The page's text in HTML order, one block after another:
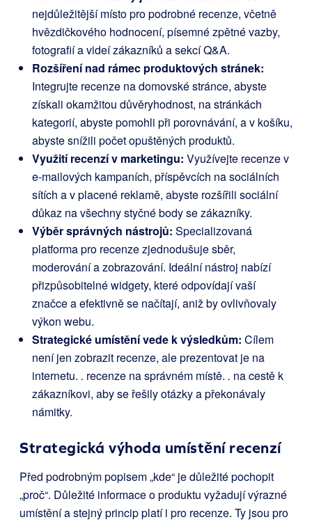
nejdůležitější místo pro podrobné recenze, včetně
hvězdičkového hodnocení, písemné zpětné vazby,
fotografií a videí zákazníků a sekcí Q&A.
Rozšíření nad rámec produktových stránek:
Integrujte recenze na domovské stránce, abyste
získali okamžitou důvěryhodnost, na stránkách
kategorií, abyste pomohli při porovnávání, a v košíku,
abyste snížili počet opuštěných produktů.
Využití recenzí v marketingu: Využívejte recenze v
e-mailových kampaních, příspěvcích na sociálních
sítích a v placené reklamě, abyste rozšířili sociální
důkaz na všechny styčné body se zákazníky.
Výběr správných nástrojů: Specializovaná
platforma pro recenze zjednodušuje sběr,
moderování a zobrazování. Ideální nástroj nabízí
přizpůsobitelné widgety, které odpovídají vaší
značce a efektivně se načítají, aniž by ovlivňovaly
výkon webu.
Strategické umístění vede k výsledkům: Cílem
není jen zobrazit recenze, ale prezentovat je na
internetu. . recenze na správném místě. . na cestě k
zákazníkovi, aby se řešily otázky a překonávaly
námitky.
Strategická výhoda umístění recenzí
Před podrobným popisem „kde“ je důležité pochopit
„proč“. Důležité informace o produktu vyžadují výrazné
umístění a stejný princip platí i pro recenze. Ty jsou pro